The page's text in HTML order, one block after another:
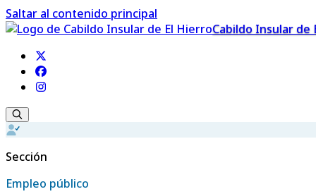
Saltar al contenido principal
Cabildo Insular de
Sección
Empleo público